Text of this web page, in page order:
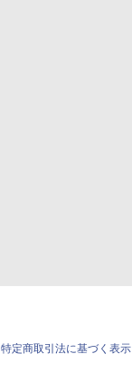
特定商取引法に基づく表示